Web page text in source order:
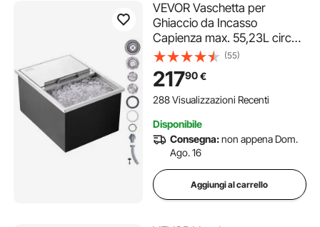
VEVOR Vaschetta per
Ghiaccio da Incasso
Capienza max. 55,23L circa
Dimensioni
608x457x333mm,
Ghiacciaia da Incasso con
Coperchio in Acciaio Inox
Ghiaccio da Bar Feste Hotel
(55)
21790€
288 Visualizzazioni Recenti
Disponibile
Consegna:non appena Dom.
Ago. 16
Aggiungi al carrello